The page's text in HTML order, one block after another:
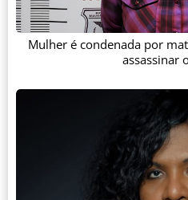
Mulher é condenada por
assassinar